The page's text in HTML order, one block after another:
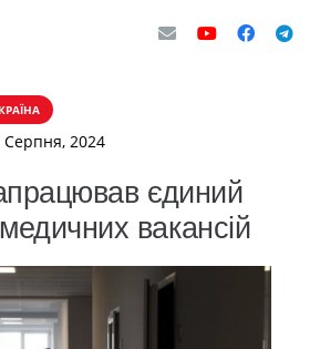
Серпня, 2024
єдиний
вакансій